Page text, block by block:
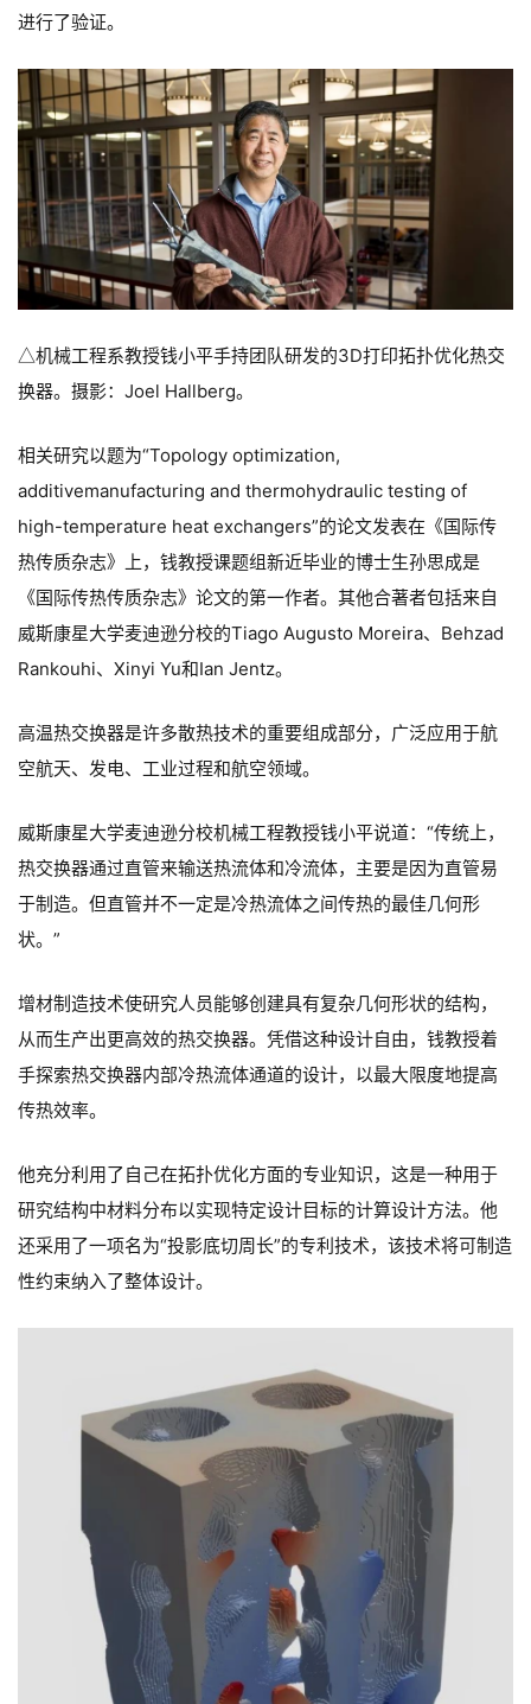
进行了验证。
△机械工程系教授钱小平手持团队研发的3D打印拓扑优化热交
换器。摄影：Joel Hallberg。
相关研究以题为“Topology optimization,
additivemanufacturing and thermohydraulic testing of
high-temperature heat exchangers”的论文发表在《国际传
热传质杂志》上，钱教授课题组新近毕业的博士生孙思成是
《国际传热传质杂志》论文的第一作者。其他合著者包括来自
威斯康星大学麦迪逊分校的Tiago Augusto Moreira、Behzad
Rankouhi、Xinyi Yu和Ian Jentz。
高温热交换器是许多散热技术的重要组成部分，广泛应用于航
空航天、发电、工业过程和航空领域。
威斯康星大学麦迪逊分校机械工程教授钱小平说道：“传统上，
热交换器通过直管来输送热流体和冷流体，主要是因为直管易
于制造。但直管并不一定是冷热流体之间传热的最佳几何形
状。”
增材制造技术使研究人员能够创建具有复杂几何形状的结构，
从而生产出更高效的热交换器。凭借这种设计自由，钱教授着
手探索热交换器内部冷热流体通道的设计，以最大限度地提高
传热效率。
他充分利用了自己在拓扑优化方面的专业知识，这是一种用于
研究结构中材料分布以实现特定设计目标的计算设计方法。他
还采用了一项名为“投影底切周长”的专利技术，该技术将可制造
性约束纳入了整体设计。